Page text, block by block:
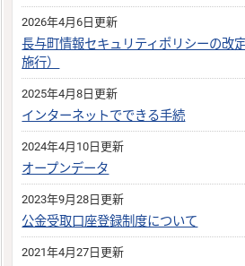
2026年4月6日更新
長与町情報セキュリティポリシーの改
施行）
2025年4月8日更新
インターネットでできる手続
2024年4月10日更新
オープンデータ
2023年9月28日更新
公金受取口座登録制度について
2021年4月27日更新